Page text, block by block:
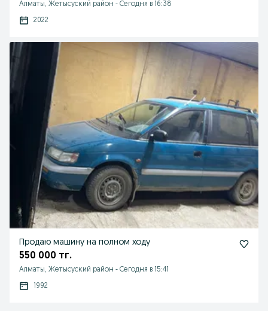
Алматы, Жетысуский район - Сегодня в 16:38
2022
Продаю машину на полном ходу
550 000 тг.
Алматы, Жетысуский район - Сегодня в 15:41
1992